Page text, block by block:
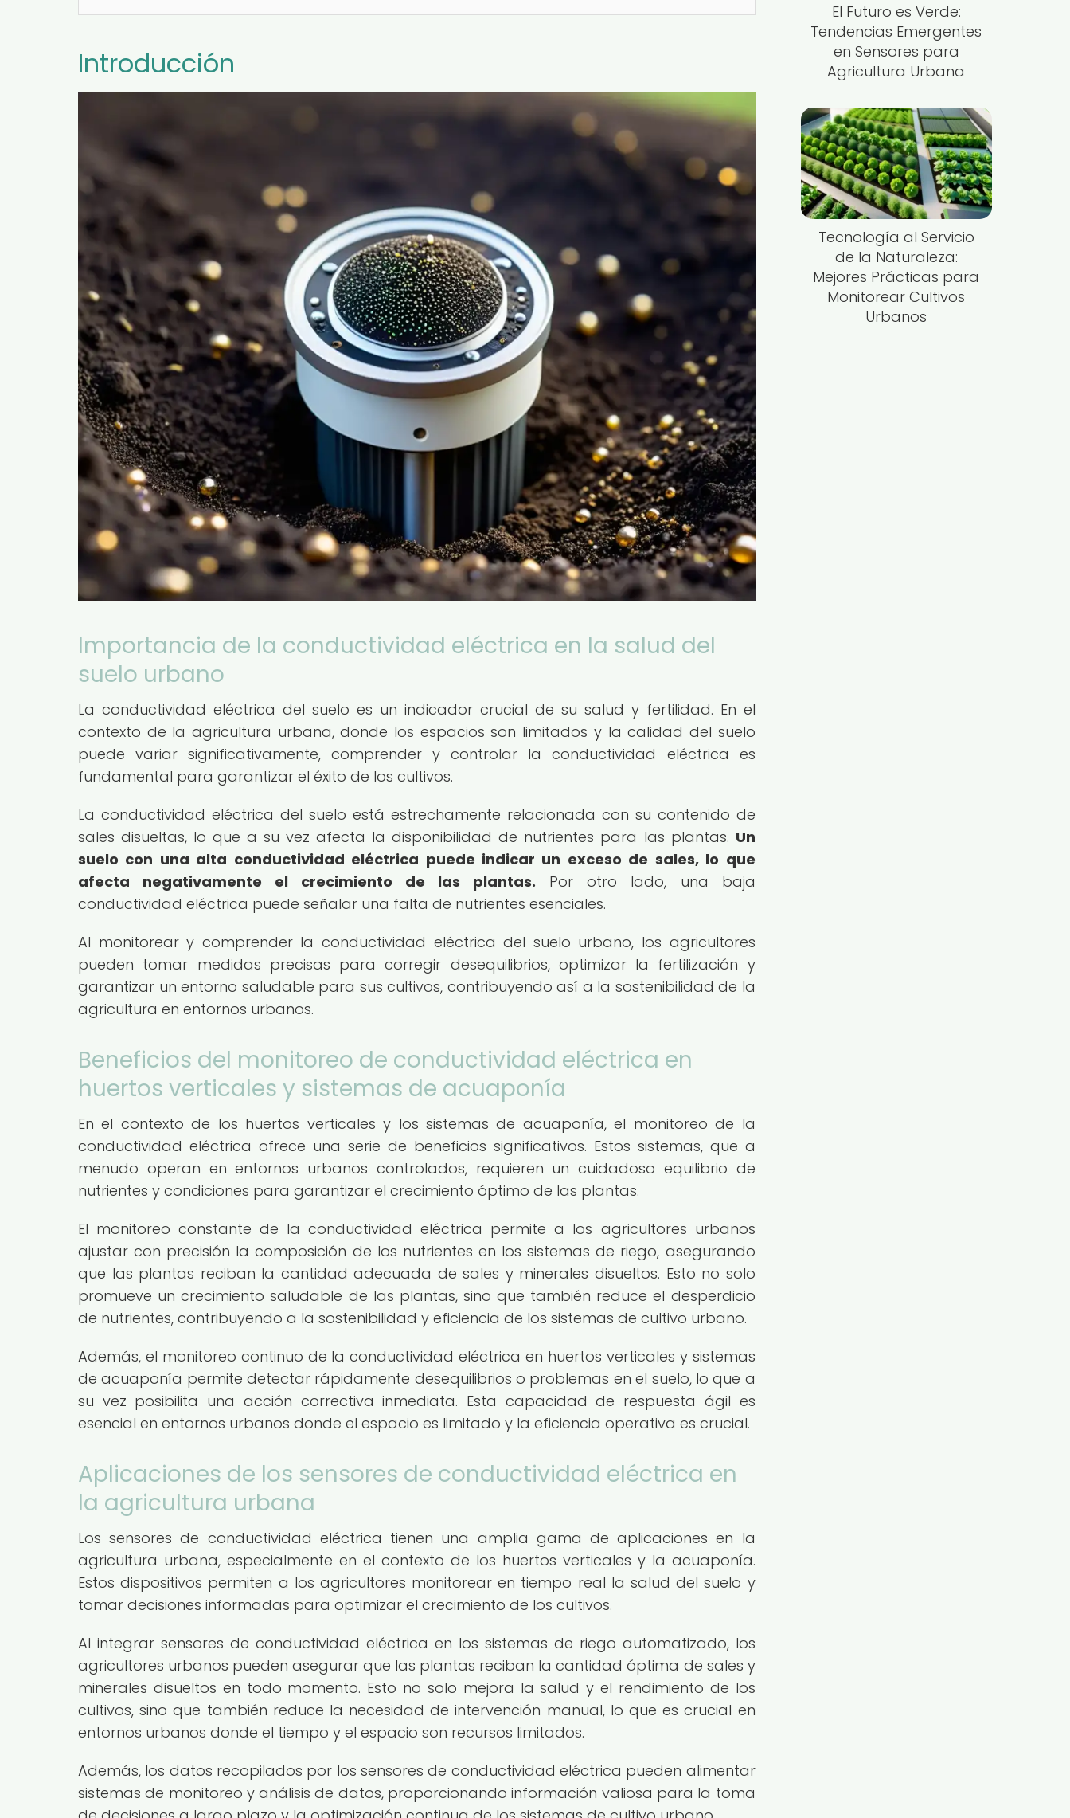
Introducción
Importancia de la conductividad eléctrica en la salud del
suelo urbano
La conductividad eléctrica del suelo es un indicador crucial de su salud y fertilidad. En el
contexto de la agricultura urbana, donde los espacios son limitados y la calidad del suelo
puede variar significativamente, comprender y controlar la conductividad eléctrica es
fundamental para garantizar el éxito de los cultivos.
La conductividad eléctrica del suelo está estrechamente relacionada con su contenido de
sales disueltas, lo que a su vez afecta la disponibilidad de nutrientes para las plantas. Un
suelo con una alta conductividad eléctrica puede indicar un exceso de sales, lo que
afecta negativamente el crecimiento de las plantas. Por otro lado, una baja
conductividad eléctrica puede señalar una falta de nutrientes esenciales.
Al monitorear y comprender la conductividad eléctrica del suelo urbano, los agricultores
pueden tomar medidas precisas para corregir desequilibrios, optimizar la fertilización y
garantizar un entorno saludable para sus cultivos, contribuyendo así a la sostenibilidad de la
agricultura en entornos urbanos.
Beneficios del monitoreo de conductividad eléctrica en
huertos verticales y sistemas de acuaponía
En el contexto de los huertos verticales y los sistemas de acuaponía, el monitoreo de la
conductividad eléctrica ofrece una serie de beneficios significativos. Estos sistemas, que a
menudo operan en entornos urbanos controlados, requieren un cuidadoso equilibrio de
nutrientes y condiciones para garantizar el crecimiento óptimo de las plantas.
El monitoreo constante de la conductividad eléctrica permite a los agricultores urbanos
ajustar con precisión la composición de los nutrientes en los sistemas de riego, asegurando
que las plantas reciban la cantidad adecuada de sales y minerales disueltos. Esto no solo
promueve un crecimiento saludable de las plantas, sino que también reduce el desperdicio
de nutrientes, contribuyendo a la sostenibilidad y eficiencia de los sistemas de cultivo urbano.
Además, el monitoreo continuo de la conductividad eléctrica en huertos verticales y sistemas
de acuaponía permite detectar rápidamente desequilibrios o problemas en el suelo, lo que a
su vez posibilita una acción correctiva inmediata. Esta capacidad de respuesta ágil es
esencial en entornos urbanos donde el espacio es limitado y la eficiencia operativa es crucial.
Aplicaciones de los sensores de conductividad eléctrica en
la agricultura urbana
Los sensores de conductividad eléctrica tienen una amplia gama de aplicaciones en la
agricultura urbana, especialmente en el contexto de los huertos verticales y la acuaponía.
Estos dispositivos permiten a los agricultores monitorear en tiempo real la salud del suelo y
tomar decisiones informadas para optimizar el crecimiento de los cultivos.
Al integrar sensores de conductividad eléctrica en los sistemas de riego automatizado, los
agricultores urbanos pueden asegurar que las plantas reciban la cantidad óptima de sales y
minerales disueltos en todo momento. Esto no solo mejora la salud y el rendimiento de los
cultivos, sino que también reduce la necesidad de intervención manual, lo que es crucial en
entornos urbanos donde el tiempo y el espacio son recursos limitados.
Además, los datos recopilados por los sensores de conductividad eléctrica pueden alimentar
sistemas de monitoreo y análisis de datos, proporcionando información valiosa para la toma
El Futuro es Verde:
Tendencias Emergentes
en Sensores para
Agricultura Urbana
Tecnología al Servicio
de la Naturaleza:
Mejores Prácticas para
Monitorear Cultivos
Urbanos